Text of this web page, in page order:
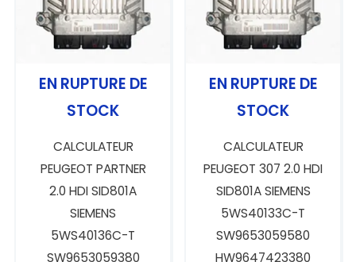
EN RUPTURE DE
STOCK
CALCULATEUR
PEUGEOT PARTNER
2.0 HDI SID801A
SIEMENS
5WS40136C-T
SW9653059380
EN RUPTURE DE
STOCK
CALCULATEUR
PEUGEOT 307 2.0 HDI
SID801A SIEMENS
5WS40133C-T
SW9653059580
HW9647423380